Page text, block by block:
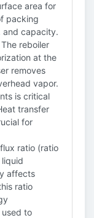
area for
packing
and capacity.
The reboiler
at the
removes
vapor.
is critical
transfer
for
ratio (ratio
affects
ratio
used to